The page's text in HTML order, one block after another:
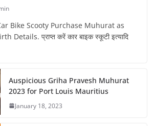
Bike Scooty Purchase Muhurat as
Details. प्राप्त करें कार बाइक स्कूटी इत्यादि
Auspicious Griha Pravesh Muhurat
2023 for Port Louis Mauritius
January 18, 2023